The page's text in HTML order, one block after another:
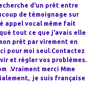
d'un prêt entre
de témoignage sur
appel vocal même fait
tout ce que j'avais elle
prêt par virement en
pour moi seul.Contactez
et régler vos problèmes.
.Vraiment merci Mme
je suis française